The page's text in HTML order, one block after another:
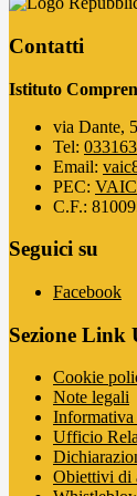
Contatti
Istituto
via Dante,
Tel:
Email:
PEC:
C.F.:
Seguici su
Facebook
Sezione Link
Cookie
Note legali
Ufficio
Obiettivi di